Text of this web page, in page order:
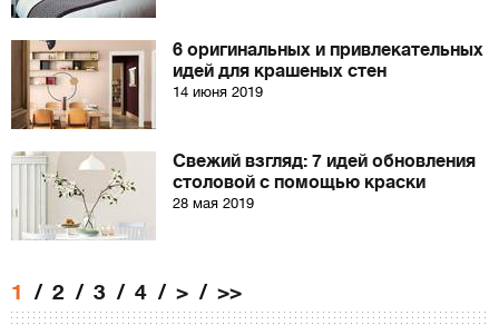
6 оригинальных и привлекательных
идей для крашеных стен
14 июня 2019
Свежий взгляд: 7 идей обновления
столовой с помощью краски
28 мая 2019
1 2 3 4 > >>